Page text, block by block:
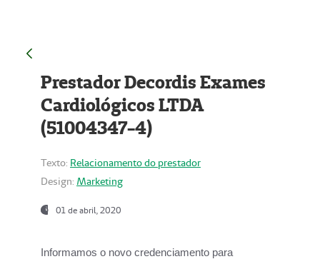
Prestador Decordis Exames
Cardiológicos LTDA
(51004347-4)
Texto: Relacionamento do prestador
Design: Marketing
01 de abril, 2020
Informamos o novo credenciamento para